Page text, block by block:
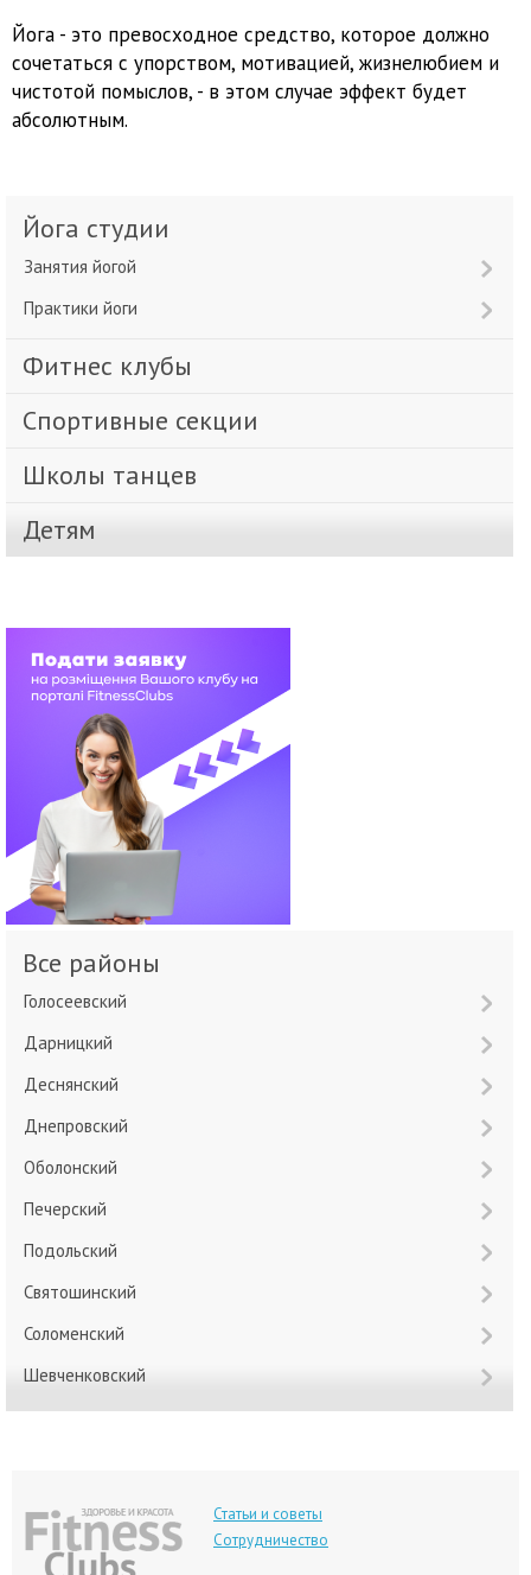
Йога - это превосходное средство, которое должно
сочетаться с упорством, мотивацией, жизнелюбием и
чистотой помыслов, - в этом случае эффект будет
абсолютным.
Йога студии
Занятия йогой
Практики йоги
Фитнес клубы
Спортивные секции
Школы танцев
Детям
Все районы
Голосеевский
Дарницкий
Деснянский
Днепровский
Оболонский
Печерский
Подольский
Святошинский
Соломенский
Шевченковский
Статьи и советы
Сотрудничество